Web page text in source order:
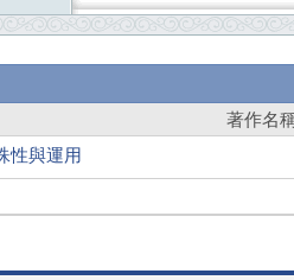
著作名
性與運用